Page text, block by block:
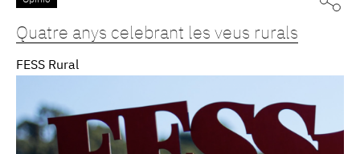
Quatre anys celebrant les veus rurals
FESS Rural